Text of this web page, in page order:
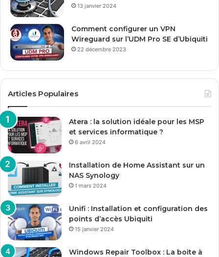
13 janvier 2024
Comment configurer un VPN
Wireguard sur l’UDM Pro SE d’Ubiquiti
22 décembre 2023
Articles Populaires
Atera : la solution idéale pour les MSP
et services informatique ?
6 avril 2024
Installation de Home Assistant sur un
NAS Synology
1 mars 2024
Unifi : Installation et configuration des
points d’accès Ubiquiti
15 janvier 2024
Windows Repair Toolbox : La boite à